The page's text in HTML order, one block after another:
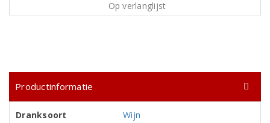
Op verlanglijst
Productinformatie
Dranksoort Wijn